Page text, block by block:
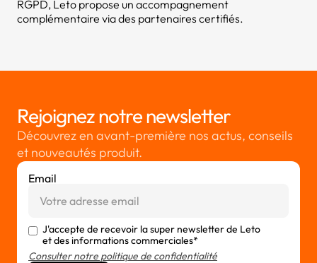
RGPD, Leto propose un accompagnement
complémentaire via des partenaires certifiés.
Rejoignez notre newsletter
Découvrez en avant-première nos actus, conseils
et nouveautés produit.
Email
J'accepte de recevoir la super newsletter de Leto
et des informations commerciales*
Consulter notre politique de confidentialité